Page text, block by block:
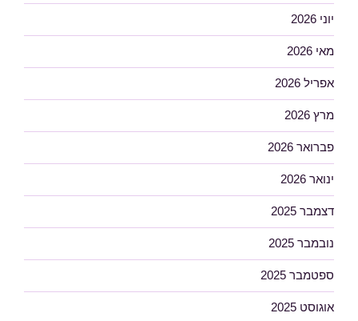
יוני 2026
מאי 2026
אפריל 2026
מרץ 2026
פברואר 2026
ינואר 2026
דצמבר 2025
נובמבר 2025
ספטמבר 2025
אוגוסט 2025